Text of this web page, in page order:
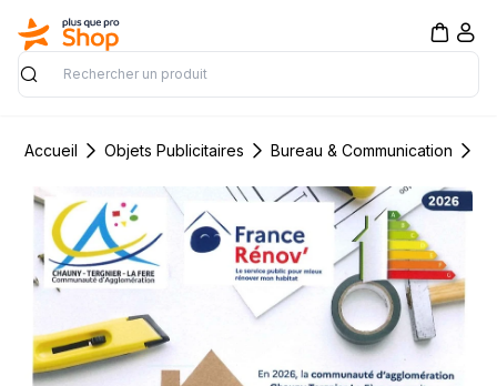
Rechercher
Accueil Objets Publicitaires Bureau & Communication